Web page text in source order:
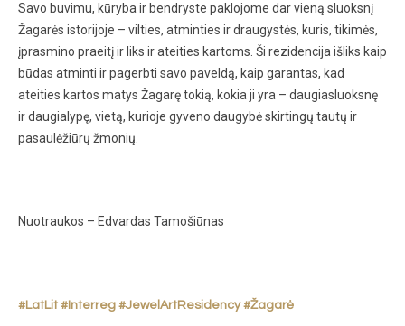
Savo buvimu, kūryba ir bendryste paklojome dar vieną sluoksnį
Žagarės istorijoje – vilties, atminties ir draugystės, kuris, tikimės,
įprasmino praeitį ir liks ir ateities kartoms. Ši rezidencija išliks kaip
būdas atminti ir pagerbti savo paveldą, kaip garantas, kad
ateities kartos matys Žagarę tokią, kokia ji yra – daugiasluoksnę
ir daugialypę, vietą, kurioje gyveno daugybė skirtingų tautų ir
pasaulėžiūrų žmonių.
Nuotraukos – Edvardas Tamošiūnas
#LatLit #Interreg #JewelArtResidency #Žagarė